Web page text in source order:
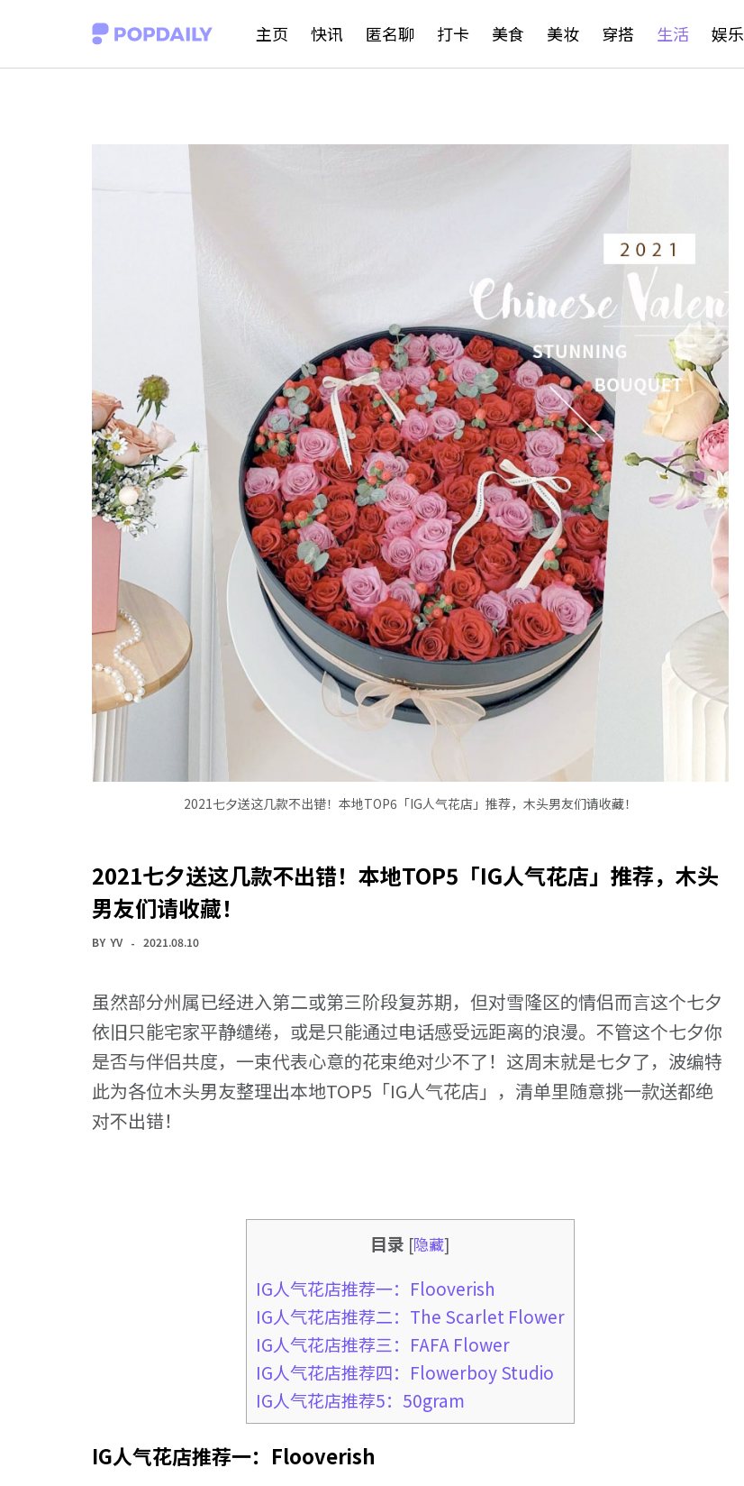
主页 快讯 匿名聊 打卡 美食 美妆 穿搭 生活 娱乐
2021七夕送这几款不出错！本地TOP6「IG人气花店」推荐，木头男友们请收藏！
2021七夕送这几款不出错！本地TOP5「IG人气花店」推荐，木头
男友们请收藏！
BY YV 2021.08.10
虽然部分州属已经进入第二或第三阶段复苏期，但对雪隆区的情侣而言这个七夕
依旧只能宅家平静缱绻，或是只能通过电话感受远距离的浪漫。不管这个七夕你
是否与伴侣共度，一束代表心意的花束绝对少不了！这周末就是七夕了，波编特
此为各位木头男友整理出本地TOP5「IG人气花店」，清单里随意挑一款送都绝
对不出错！
目录 [隐藏]
IG人气花店推荐一：Flooverish
IG人气花店推荐二：The Scarlet Flower
IG人气花店推荐三：FAFA Flower
IG人气花店推荐四：Flowerboy Studio
IG人气花店推荐5：50gram
IG人气花店推荐一：Flooverish